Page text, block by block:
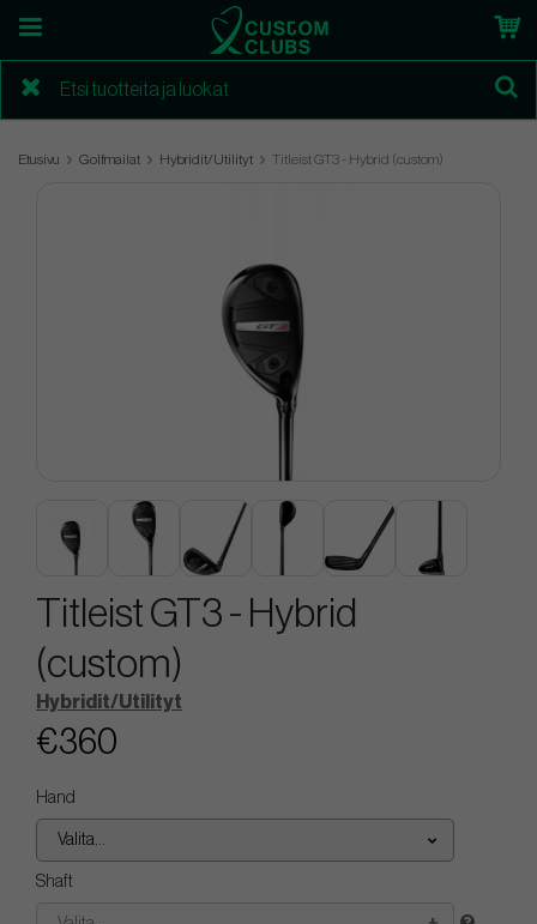
Etusivu Golfmailat Hybridit/Utilityt Titleist GT3 - Hybrid (custom)
Titleist GT3 - Hybrid
(custom)
Hybridit/Utilityt
€360
Hand
Valita...
Shaft